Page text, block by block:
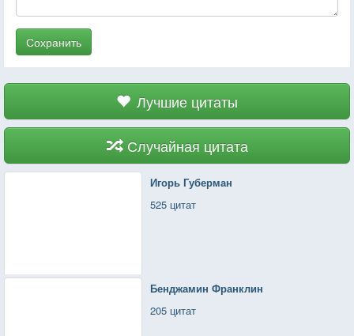
Сохранить
Лучшие цитаты
Случайная цитата
Игорь Губерман
525 цитат
Бенджамин Франклин
205 цитат